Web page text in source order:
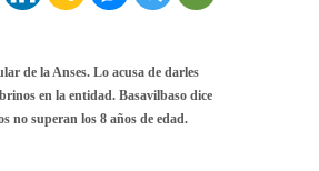
de la Anses. Lo acusa de darles
en la entidad. Basavilbaso dice
no superan los 8 años de edad.